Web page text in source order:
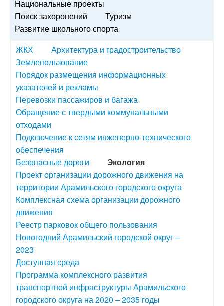
Национальные проекты
Поиск захоронений
Туризм
Развитие школьного спорта
ЖКХ
Архитектура и градостроительство
Землепользование
Порядок размещения информационных
указателей и рекламы
Перевозки пассажиров и багажа
Обращение с твердыми коммунальными
отходами
Подключение к сетям инженерно-технического
обеспечения
Безопасные дороги
Экология
Проект организации дорожного движения на
территории Арамильского городского округа
Комплексная схема организации дорожного
движения
Реестр парковок общего пользования
Новогодний Арамильский городской округ –
2023
Доступная среда
Программа комплексного развития
транспортной инфраструктуры Арамильского
городского округа на 2020 – 2035 годы